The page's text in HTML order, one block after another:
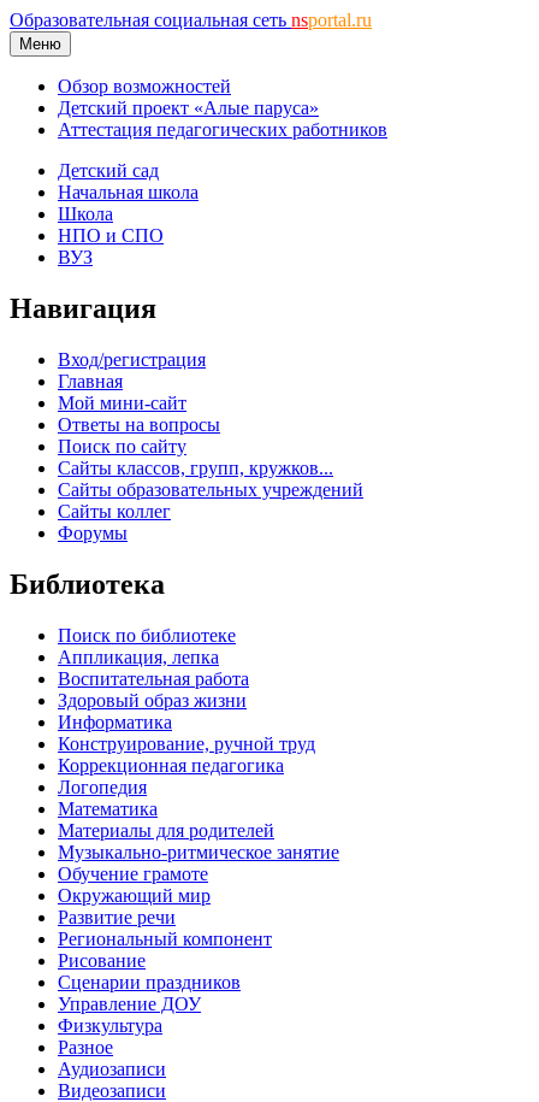
Образовательная социальная сеть nsportal.ru
Меню
Обзор возможностей
Детский проект «Алые паруса»
Аттестация педагогических работников
Детский сад
Начальная школа
Школа
НПО и СПО
ВУЗ
Навигация
Вход/регистрация
Главная
Мой мини-сайт
Ответы на вопросы
Поиск по сайту
Сайты классов, групп, кружков...
Сайты образовательных учреждений
Сайты коллег
Форумы
Библиотека
Поиск по библиотеке
Аппликация, лепка
Воспитательная работа
Здоровый образ жизни
Информатика
Конструирование, ручной труд
Коррекционная педагогика
Логопедия
Математика
Материалы для родителей
Музыкально-ритмическое занятие
Обучение грамоте
Окружающий мир
Развитие речи
Региональный компонент
Рисование
Сценарии праздников
Управление ДОУ
Физкультура
Разное
Аудиозаписи
Видеозаписи